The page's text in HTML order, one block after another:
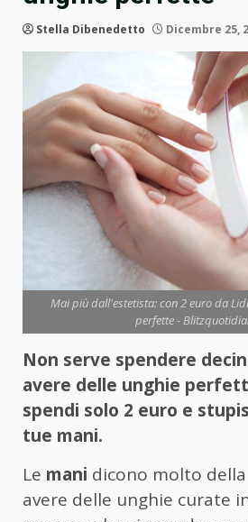
Stella Dibenedetto Dicembre 25,
Mai più dall'estetista: con 2 euro da
perfette -
Non serve spendere
avere delle unghie
spendi solo 2 euro e
tue mani.
Le mani dicono molto
avere delle unghie curate